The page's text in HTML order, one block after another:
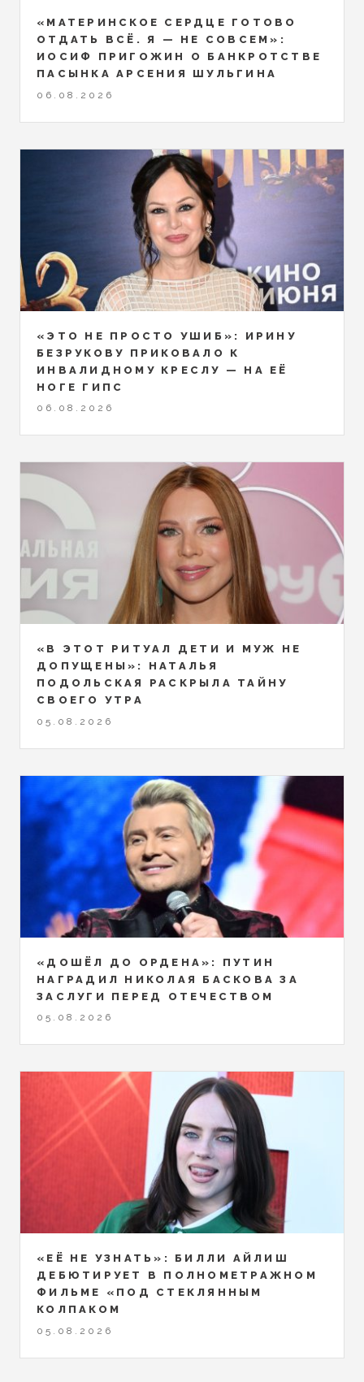
«МАТЕРИНСКОЕ СЕРДЦЕ ГОТОВО
ОТДАТЬ ВСЁ. Я — НЕ СОВСЕМ»:
ИОСИФ ПРИГОЖИН О БАНКРОТСТВЕ
ПАСЫНКА АРСЕНИЯ ШУЛЬГИНА
06.08.2026
«ЭТО НЕ ПРОСТО УШИБ»: ИРИНУ
БЕЗРУКОВУ ПРИКОВАЛО К
ИНВАЛИДНОМУ КРЕСЛУ — НА ЕЁ
НОГЕ ГИПС
06.08.2026
«В ЭТОТ РИТУАЛ ДЕТИ И МУЖ НЕ
ДОПУЩЕНЫ»: НАТАЛЬЯ
ПОДОЛЬСКАЯ РАСКРЫЛА ТАЙНУ
СВОЕГО УТРА
05.08.2026
«ДОШЁЛ ДО ОРДЕНА»: ПУТИН
НАГРАДИЛ НИКОЛАЯ БАСКОВА ЗА
ЗАСЛУГИ ПЕРЕД ОТЕЧЕСТВОМ
05.08.2026
«ЕЁ НЕ УЗНАТЬ»: БИЛЛИ АЙЛИШ
ДЕБЮТИРУЕТ В ПОЛНОМЕТРАЖНОМ
ФИЛЬМЕ «ПОД СТЕКЛЯННЫМ
КОЛПАКОМ
05.08.2026